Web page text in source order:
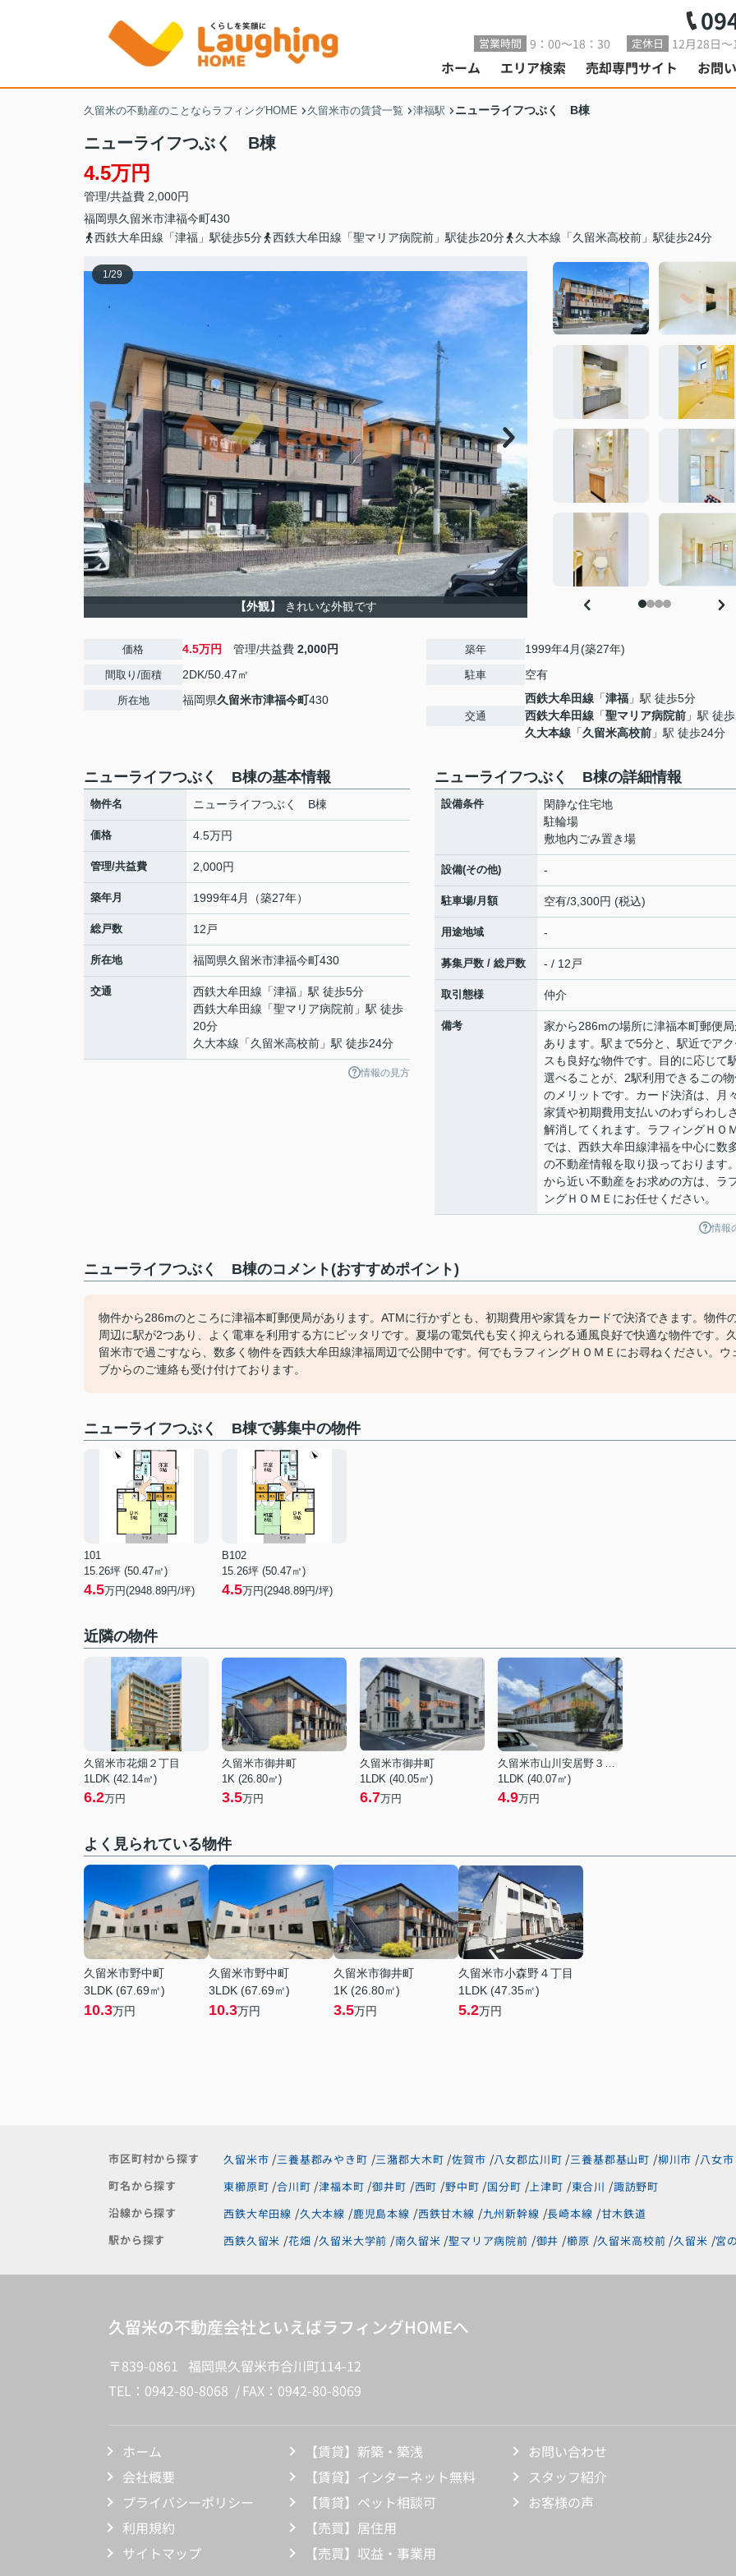
営業時間 9：00～18：30 定休日 12月28日
ホーム エリア検索 売却専門サイト お問
久留米の不動産のことならラフィングHOME 久留米市の賃貸一覧 津福駅 ニューライフつぶく B棟
ニューライフつぶく B棟
4.5万円
管理/共益費 2,000円
福岡県久留米市津福今町430
西鉄大牟田線「津福」駅徒歩5分
西鉄大牟田線「聖マリア病院前」駅徒歩20分 久大本線「久留米高校前」駅徒歩24分
1/29
【外観】 きれいな外観です
価格 4.5万円 管理/共益費 2,000円
間取り/面積 2DK/50.47㎡
所在地 福岡県久留米市津福今町430
築年 1999年4月(築27年)
駐車 空有
交通
西鉄大牟田線 「津福 」駅 徒歩5分
西鉄大牟田線 「聖マリア病院前 」駅 徒
久大本線 「久留米高校前 」駅 徒歩24分
ニューライフつぶく B棟の基本情報
物件名 ニューライフつぶく B棟
価格 4.5万円
管理/共益費 2,000円
築年月 1999年4月（築27年）
総戸数 12戸
所在地 福岡県久留米市津福今町430
交通 西鉄大牟田線 「津福 」駅 徒歩5分
西鉄大牟田線 「聖マリア病院前 」駅 徒歩
20分
久大本線 「久留米高校前 」駅 徒歩24分
情報の見方
ニューライフつぶく B棟の詳細情報
設備条件
閑静な住宅地
駐輪場
敷地内ごみ置き場
設備(その他) -
駐車場/月額 空有/3,300円 (税込)
用途地域 -
募集戸数 / 総戸数 - / 12戸
取引態様 仲介
備考
家から286mの場所に津福本町郵便
あります。駅まで5分と、駅近でア
スも良好な物件です。目的に応じて
選べることが、2駅利用できるこの
のメリットです。カード決済は、月
家賃や初期費用支払いのわずらわし
解消してくれます。ラフィングＨＯ
では、西鉄大牟田線津福を中心に数
の不動産情報を取り扱っております
から近い不動産をお求めの方は、ラ
ングＨＯＭＥにお任せください。
情報
ニューライフつぶく B棟のコメント(おすすめポイント)
物件から286mのところに津福本町郵便局があります。ATMに行かずとも、初期費用や家賃をカードで決済できます。物件
周辺に駅が2つあり、よく電車を利用する方にピッタリです。夏場の電気代も安く抑えられる通風良好で快適な物件です。
留米市で過ごすなら、数多く物件を西鉄大牟田線津福周辺で公開中です。何でもラフィングＨＯＭＥにお尋ねください。ウ
ブからのご連絡も受け付けております。
ニューライフつぶく B棟で募集中の物件
101
15.26坪 (50.47㎡)
4.5万円(2948.89円/坪)
B102
15.26坪 (50.47㎡)
4.5万円(2948.89円/坪)
近隣の物件
久留米市花畑２丁目
1LDK (42.14㎡)
6.2万円
久留米市御井町
1K (26.80㎡)
3.5万円
久留米市御井町
1LDK (40.05㎡)
6.7万円
久留米市山川安居野３丁目
1LDK (40.07㎡)
4.9万円
よく見られている物件
久留米市野中町
3LDK (67.69㎡)
10.3万円
久留米市野中町
3LDK (67.69㎡)
10.3万円
久留米市御井町
1K (26.80㎡)
3.5万円
久留米市小森野４丁目
1LDK (47.35㎡)
5.2万円
市区町村から探す 久留米市 三養基郡みやき町 三潴郡大木町 佐賀市 八女郡広川町 三養基郡基山町 柳川市
八女市
町名から探す
東櫛原町 合川町 津福本町 御井町 西町 野中町 国分町 上津町 東合川
諏訪野町
沿線から探す
西鉄大牟田線 久大本線 鹿児島本線 西鉄甘木線 九州新幹線 長崎本線 甘木鉄道
駅から探す
西鉄久留米 花畑 久留米大学前 南久留米 聖マリア病院前 御井 櫛原 久留米高校前 久留米 宮
久留米の不動産会社といえばラフィングHOMEへ
〒839-0861 福岡県久留米市合川町114-12
TEL：0942-80-8068
FAX：0942-80-8069
ホーム
会社概要
プライバシーポリシー
利用規約
サイトマップ
【賃貸】新築・築浅
【賃貸】インターネット無料
【賃貸】ペット相談可
【売買】居住用
【売買】収益・事業用
お問い合わせ
スタッフ紹介
お客様の声